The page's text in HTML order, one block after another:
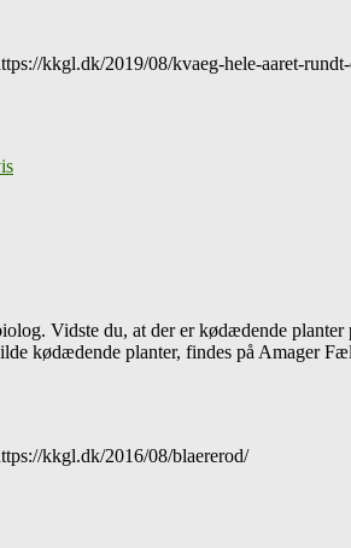
kkgl.dk/2019/08/kvaeg-hele-aaret-
Vidste du, at der er kødædende
kødædende planter, findes på Amager
kkgl.dk/2016/08/blaererod/